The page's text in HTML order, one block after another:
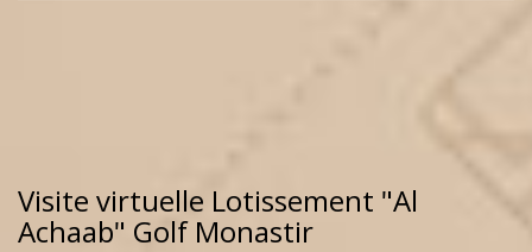
Visite virtuelle Lotissement "Al
Achaab" Golf Monastir